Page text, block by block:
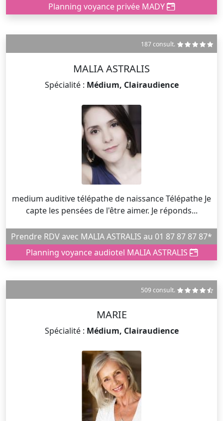
Planning voyance privée MADY
187 consult.
MALIA ASTRALIS
Spécialité : Médium, Clairaudience
medium auditive télépathe de naissance Télépathe Je
capte les pensées de l'être aimer. Je réponds...
Prendre RDV avec MALIA ASTRALIS au 01 87 87 87 87*
Planning voyance audiotel MALIA ASTRALIS
509 consult.
MARIE
Spécialité : Médium, Clairaudience